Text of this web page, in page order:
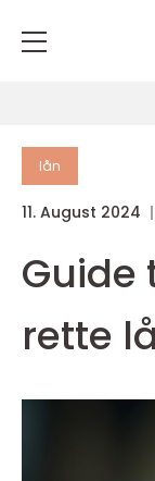
lån
11. August 2024
Guide
rette